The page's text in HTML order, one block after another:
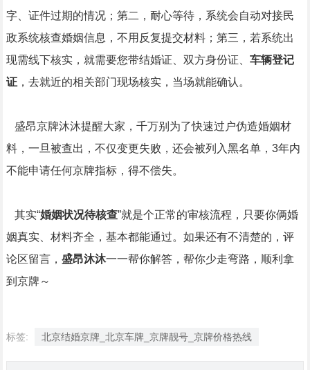
字、证件过期的情况；第二，耐心等待，系统会自动对接民
政系统核查婚姻信息，不用反复提交材料；第三，若系统出
现需线下核实，就需要您带结婚证、双方身份证、 车辆登记
证，去就近的相关部门现场核实，当场就能确认。
盛昂京牌沐沐提醒大家，千万别为了快速过户伪造婚姻材
料，一旦被查出，不仅变更失败，还会被列入黑名单，3年内
不能申请任何京牌指标，得不偿失。
其实“婚姻状况待核查”就是个正常的审核流程，只要你俩婚
姻真实、材料齐全，基本都能通过。如果还有不清楚的，评
论区留言， 盛昂沐沐一一帮你解答，帮你少走弯路，顺利拿
到京牌～
标签: 北京结婚京牌_北京车牌_京牌靓号_京牌价格热线